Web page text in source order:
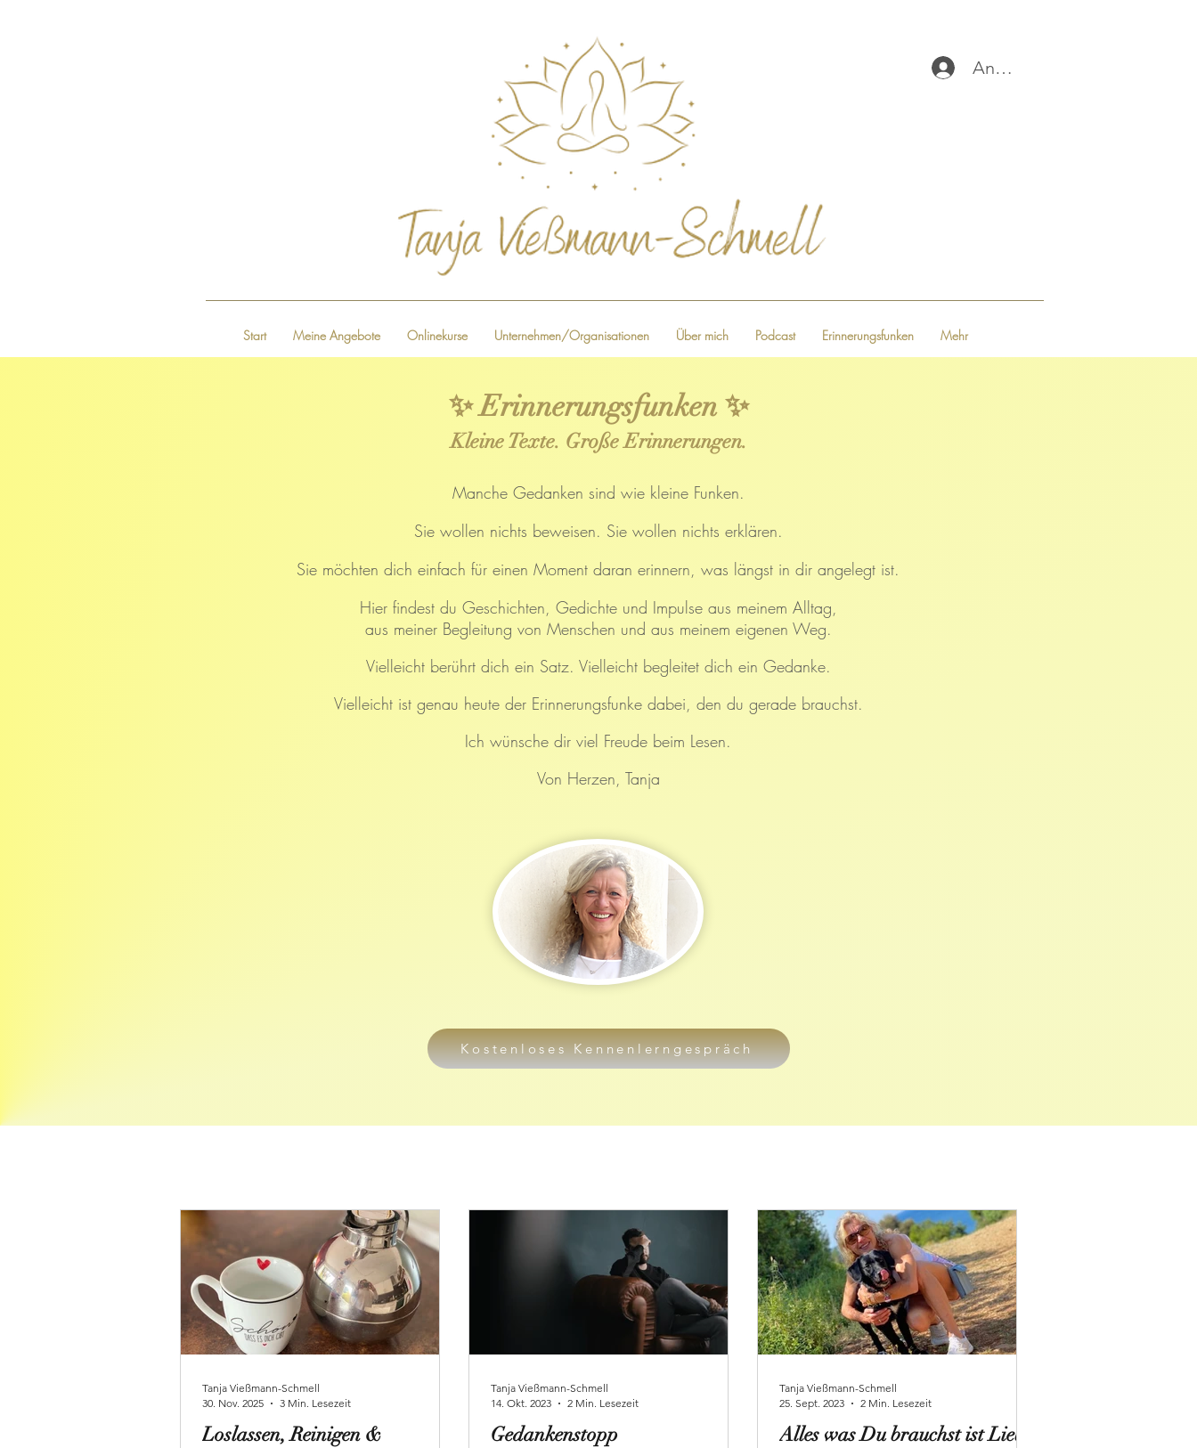
Anmelden
Start Meine Angebote Onlinekurse Unternehmen/Organisationen Über mich Podcast Erinnerungsfunken Mehr
✨ Erinnerungsfunken ✨
Kleine Texte. Große Erinnerungen.
Manche Gedanken sind wie kleine Funken.
Sie wollen nichts beweisen. Sie wollen nichts erklären.
Sie möchten dich einfach für einen Moment daran erinnern, was längst in dir angelegt ist.
Hier findest du Geschichten, Gedichte und Impulse aus meinem Alltag,
aus meiner Begleitung von Menschen und aus meinem eigenen Weg.
Vielleicht berührt dich ein Satz. Vielleicht begleitet dich ein Gedanke.
Vielleicht ist genau heute der Erinnerungsfunke dabei, den du gerade brauchst.
Ich wünsche dir viel Freude beim Lesen.
Von Herzen, Tanja
Kostenloses Kennenlerngespräch
Loslassen, Reinigen &
Tanja Vießmann-Schmell
30. Nov. 2025
3 Min. Lesezeit
Gedankenstopp
Tanja Vießmann-Schmell
14. Okt. 2023
2 Min. Lesezeit
Alles was Du brauchst ist Liebe
Tanja Vießmann-Schmell
25. Sept. 2023
2 Min. Lesezeit